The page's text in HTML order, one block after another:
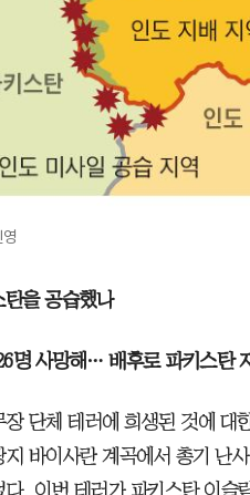
을 공습했나
명 사망해… 배후로 파키스탄
장 단체 테러에 희생된 것에 대
바이사란 계곡에서 총기 난